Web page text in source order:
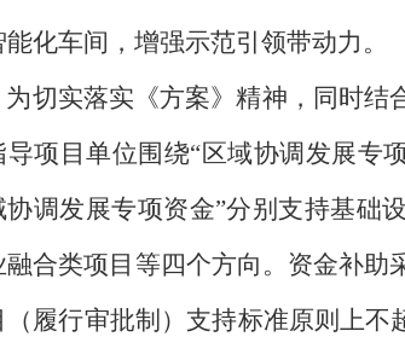
能化车间，增强示范引领带动力。
切实落实《方案》精神，同时结
导项目单位围绕“区域协调发展专
协调发展专项资金”分别支持基础
融合类项目等四个方向。资金补助
（履行审批制）支持标准原则上不